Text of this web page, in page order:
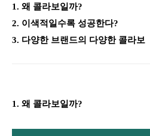
1. 왜 콜라보일까?
2. 이색적일수록 성공한다?
3. 다양한 브랜드의 다양한 콜라보
1. 왜 콜라보일까?